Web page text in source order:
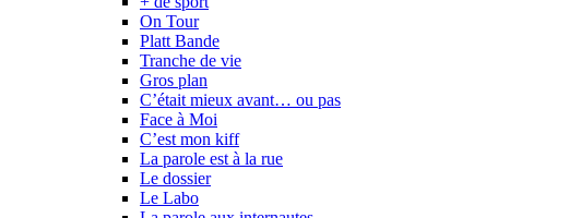
On Tour
Platt Bande
Tranche de vie
Gros plan
C’était mieux avant… ou pas
Face à Moi
C’est mon kiff
La parole est à la rue
Le dossier
Le Labo